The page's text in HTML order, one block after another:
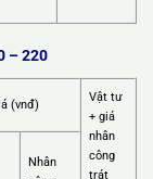
– 220
(vnđ)
Vật tư
+ giá
nhân
công
trát
Nhân